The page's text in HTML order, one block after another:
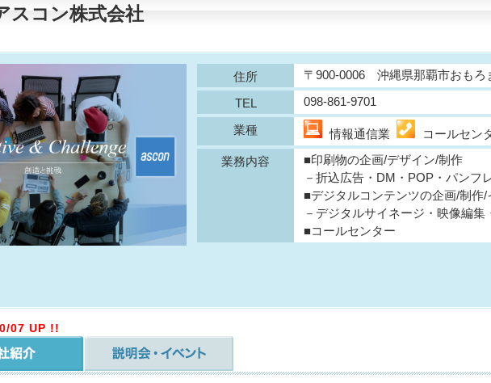
スコン株式会社
住所 〒900-0006 沖縄県那覇市おもろ
TEL 098-861-9701
業種 情報通信業
コールセン
業務内容
■印刷物の企画/デザイン/制作
－折込広告・DM・POP・パンフ
■デジタルコンテンツの企画/制作
－デジタルサイネージ・映像編集
■コールセンター
07 UP !!